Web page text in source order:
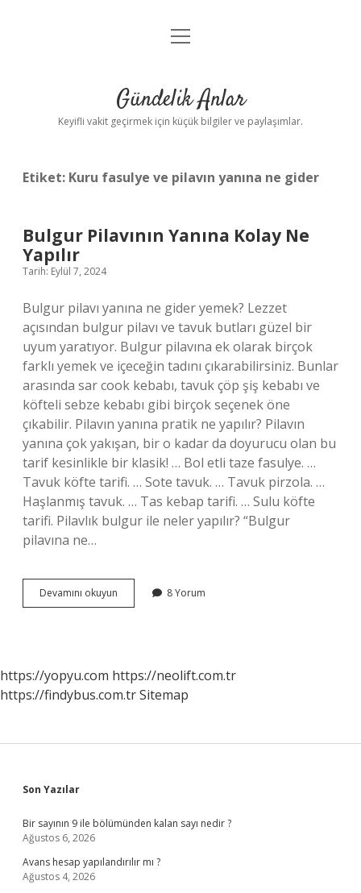
Anasayfa
Yasal Uyarı
menüyü
Gündelik Anlar
Keyifli vakit geçirmek için küçük bilgiler ve paylaşımlar.
Etiket: Kuru fasulye ve pilavın yanına ne gider
Bulgur Pilavının Yanına Kolay Ne
Yapılır
Tarih: Eylül 7, 2024
Bulgur pilavı yanına ne gider yemek? Lezzet
açısından bulgur pilavı ve tavuk butları güzel bir
uyum yaratıyor. Bulgur pilavına ek olarak birçok
farklı yemek ve içeceğin tadını çıkarabilirsiniz. Bunlar
arasında sar cook kebabı, tavuk çöp şiş kebabı ve
köfteli sebze kebabı gibi birçok seçenek öne
çıkabilir. Pilavın yanına pratik ne yapılır? Pilavın
yanına çok yakışan, bir o kadar da doyurucu olan bu
tarif kesinlikle bir klasik! … Bol etli taze fasulye. …
Tavuk köfte tarifi. … Sote tavuk. … Tavuk pirzola. …
Haşlanmış tavuk. … Tas kebap tarifi. … Sulu köfte
tarifi. Pilavlık bulgur ile neler yapılır? “Bulgur
pilavına ne…
Devamını okuyun
Pilavının
8 Yorum
https://yopyu.com https://neolift.com.tr
https://findybus.com.trSitemap
Sidebar
Son Yazılar
Bir sayının 9 ile bölümünden kalan sayı nedir ?
Ağustos 6, 2026
Avans hesap yapılandırılır mı ?
Ağustos 4, 2026